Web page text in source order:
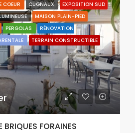
COEUR CUGNAUX
EXPOSITION SUD
MAISON PLAIN-PIED
PERGOLAS
RÉNOVATION
TERRAIN CONSTRUCTIBLE
BRIQUES FORAINES